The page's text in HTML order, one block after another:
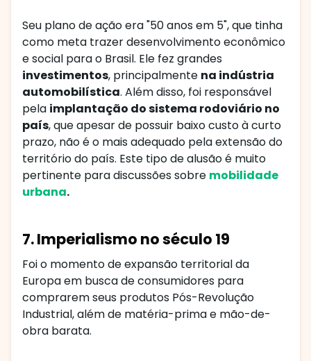
Seu plano de ação era "50 anos em 5", que tinha
como meta trazer desenvolvimento econômico
e social para o Brasil. Ele fez grandes
investimentos, principalmente na indústria
automobilística. Além disso, foi responsável
pela implantação do sistema rodoviário no
país, que apesar de possuir baixo custo à curto
prazo, não é o mais adequado pela extensão do
território do país. Este tipo de alusão é muito
pertinente para discussões sobre mobilidade
urbana.
7. Imperialismo no século 19
Foi o momento de expansão territorial da
Europa em busca de consumidores para
comprarem seus produtos Pós-Revolução
Industrial, além de matéria-prima e mão-de-
obra barata.